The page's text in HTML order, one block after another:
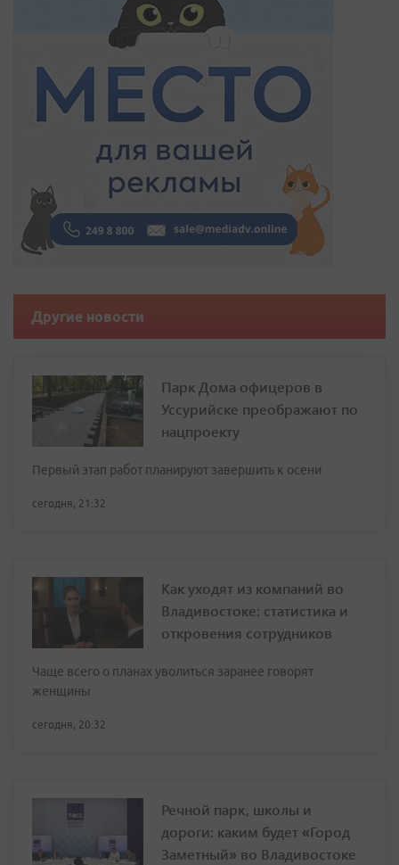
Другие новости
Парк Дома офицеров в
Уссурийске преображают по
нацпроекту
Первый этап работ планируют завершить к осени
сегодня, 21:32
Как уходят из компаний во
Владивостоке: статистика и
откровения сотрудников
Чаще всего о планах уволиться заранее говорят
женщины
сегодня, 20:32
Речной парк, школы и
дороги: каким будет «Город
Заметный» во Владивостоке